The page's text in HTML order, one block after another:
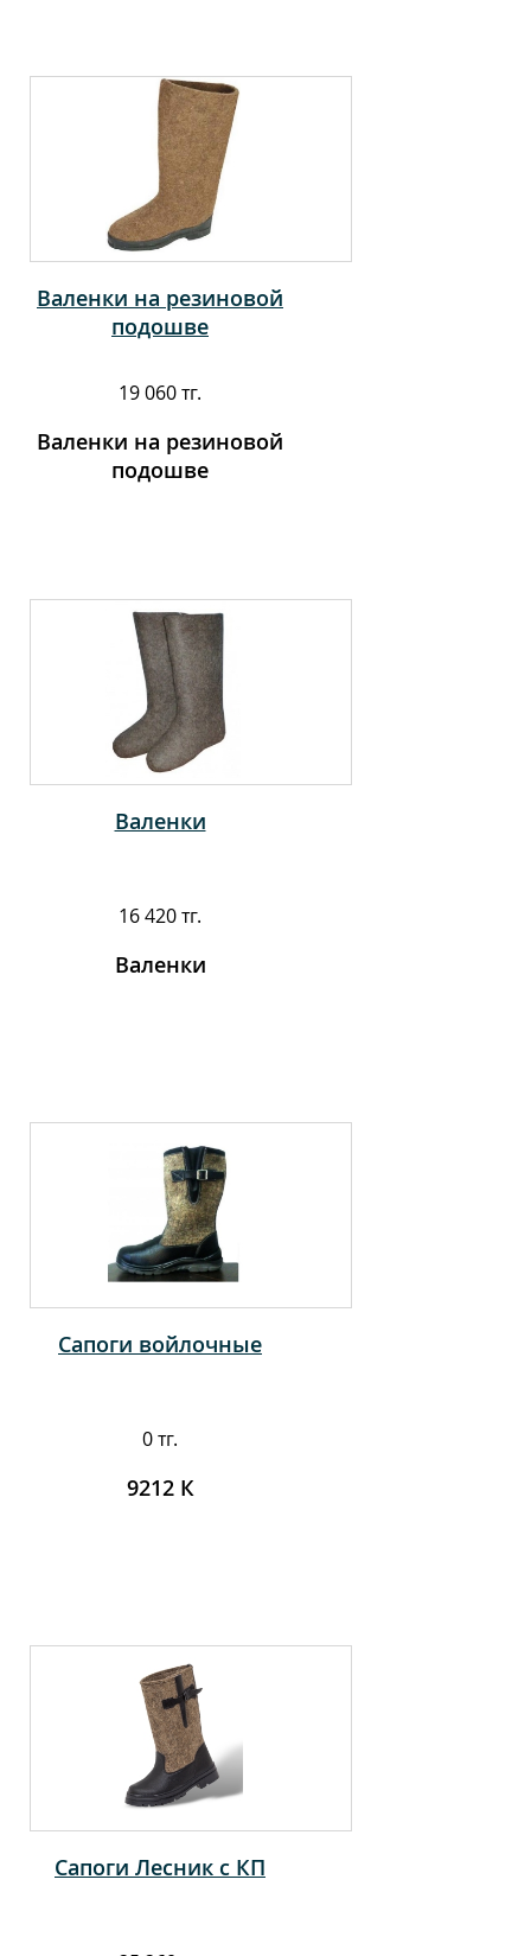
Валенки на резиновой
подошве
19 060 тг.
Валенки на резиновой
подошве
Валенки
16 420 тг.
Валенки
Сапоги войлочные
0 тг.
9212 К
Сапоги Лесник с КП